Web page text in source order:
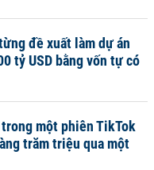
đề xuất làm dự án
tỷ USD bằng vốn tự có
một phiên TikTok
trăm triệu qua một